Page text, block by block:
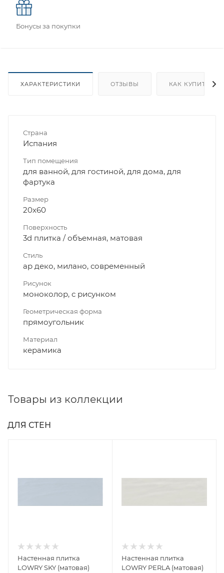
Бонусы за покупки
ХАРАКТЕРИСТИКИ ОТЗЫВЫ КАК КУПИТЬ
Страна
Испания
Тип помещения
для ванной, для гостиной, для дома, для
фартука
Размер
20x60
Поверхность
3d плитка / объемная, матовая
Стиль
ар деко, милано, современный
Рисунок
моноколор, с рисунком
Геометрическая форма
прямоугольник
Материал
керамика
Товары из коллекции
ДЛЯ СТЕН
Настенная плитка
LOWRY SKY (матовая)
Настенная плитка
LOWRY PERLA (матовая)